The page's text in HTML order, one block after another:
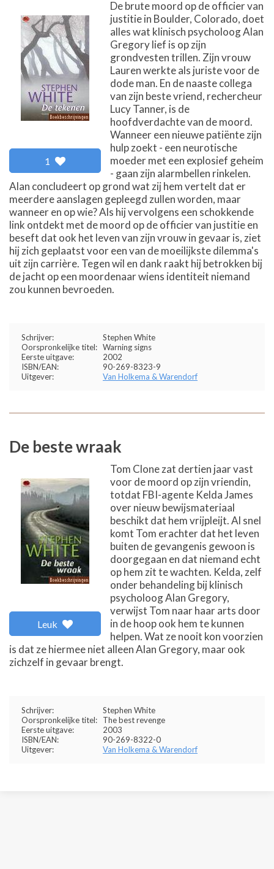
1
De brute moord op de officier van
justitie in Boulder, Colorado, doet
alles wat klinisch psycholoog Alan
Gregory lief is op zijn
grondvesten trillen. Zijn vrouw
Lauren werkte als juriste voor de
dode man. En de naaste collega
van zijn beste vriend, rechercheur
Lucy Tanner, is de
hoofdverdachte van de moord.
Wanneer een nieuwe patiënte zijn
hulp zoekt - een neurotische
moeder met een explosief geheim
- gaan zijn alarmbellen rinkelen.
Alan concludeert op grond wat zij hem vertelt dat er
meerdere aanslagen gepleegd zullen worden, maar
wanneer en op wie? Als hij vervolgens een schokkende
link ontdekt met de moord op de officier van justitie en
beseft dat ook het leven van zijn vrouw in gevaar is, ziet
hij zich geplaatst voor een van de moeilijkste dilemma's
uit zijn carrière. Tegen wil en dank raakt hij betrokken bij
de jacht op een moordenaar wiens identiteit niemand
zou kunnen bevroeden.
Schrijver:
Stephen White
Oorspronkelijke titel: Warning signs
Eerste uitgave:
2002
ISBN/EAN:
90-269-8323-9
Uitgever:
Van Holkema & Warendorf
De beste wraak
Leuk
Tom Clone zat dertien jaar vast
voor de moord op zijn vriendin,
totdat FBI-agente Kelda James
over nieuw bewijsmateriaal
beschikt dat hem vrijpleijt. Al snel
komt Tom erachter dat het leven
buiten de gevangenis gewoon is
doorgegaan en dat niemand echt
op hem zit te wachten. Kelda, zelf
onder behandeling bij klinisch
psycholoog Alan Gregory,
verwijst Tom naar haar arts door
in de hoop ook hem te kunnen
helpen. Wat ze nooit kon voorzien
is dat ze hiermee niet alleen Alan Gregory, maar ook
zichzelf in gevaar brengt.
Schrijver:
Stephen White
Oorspronkelijke titel:
The best revenge
Eerste uitgave:
2003
ISBN/EAN:
90-269-8322-0
Uitgever:
Van Holkema & Warendorf